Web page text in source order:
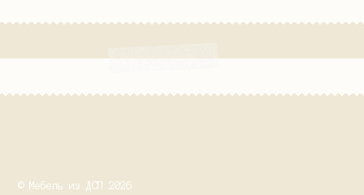
© Мебель из ДСП 2026